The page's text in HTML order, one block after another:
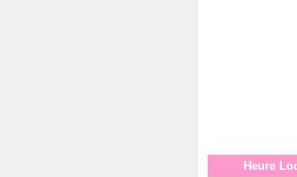
Heure